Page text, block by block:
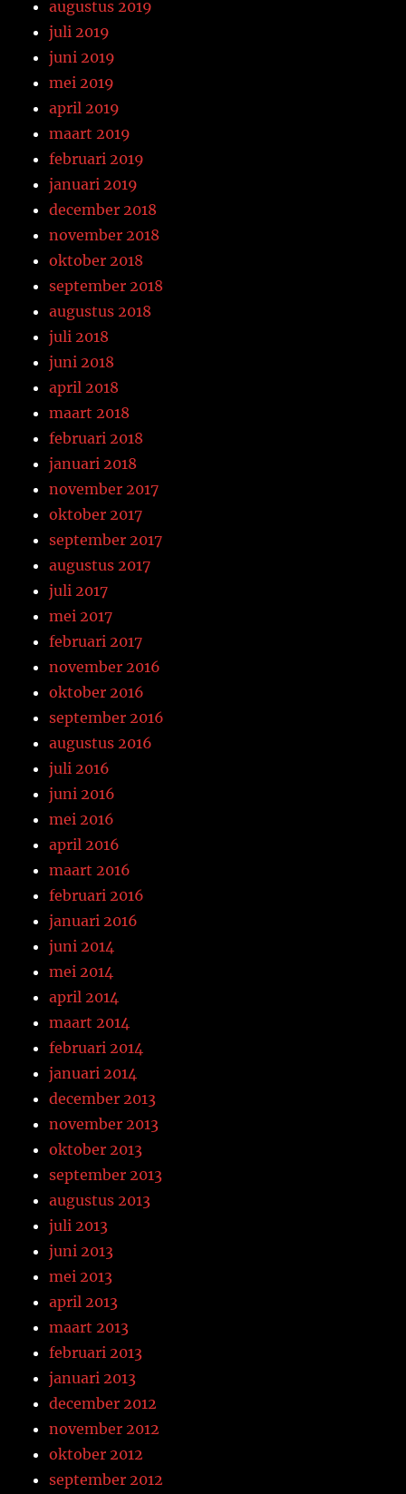
augustus 2019
juli 2019
juni 2019
mei 2019
april 2019
maart 2019
februari 2019
januari 2019
december 2018
november 2018
oktober 2018
september 2018
augustus 2018
juli 2018
juni 2018
april 2018
maart 2018
februari 2018
januari 2018
november 2017
oktober 2017
september 2017
augustus 2017
juli 2017
mei 2017
februari 2017
november 2016
oktober 2016
september 2016
augustus 2016
juli 2016
juni 2016
mei 2016
april 2016
maart 2016
februari 2016
januari 2016
juni 2014
mei 2014
april 2014
maart 2014
februari 2014
januari 2014
december 2013
november 2013
oktober 2013
september 2013
augustus 2013
juli 2013
juni 2013
mei 2013
april 2013
maart 2013
februari 2013
januari 2013
december 2012
november 2012
oktober 2012
september 2012